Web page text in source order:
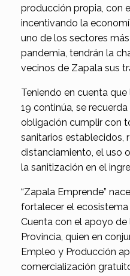
producción propia, con
incentivando la
uno de los sectores
pandemia, tendrán la
vecinos de Zapala sus
Teniendo en cuenta
19 continúa, se
obligación cumplir con
sanitarios establecidos,
distanciamiento, el uso
la sanitización en el
“Zapala Emprende”
fortalecer el
Cuenta con el apoyo
Provincia, quien en
Empleo y Producción
comercialización